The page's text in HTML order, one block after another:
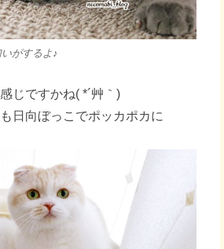
がするよ♪
じですかね( *´艸｀)
日向ぼっこでポッカポカに